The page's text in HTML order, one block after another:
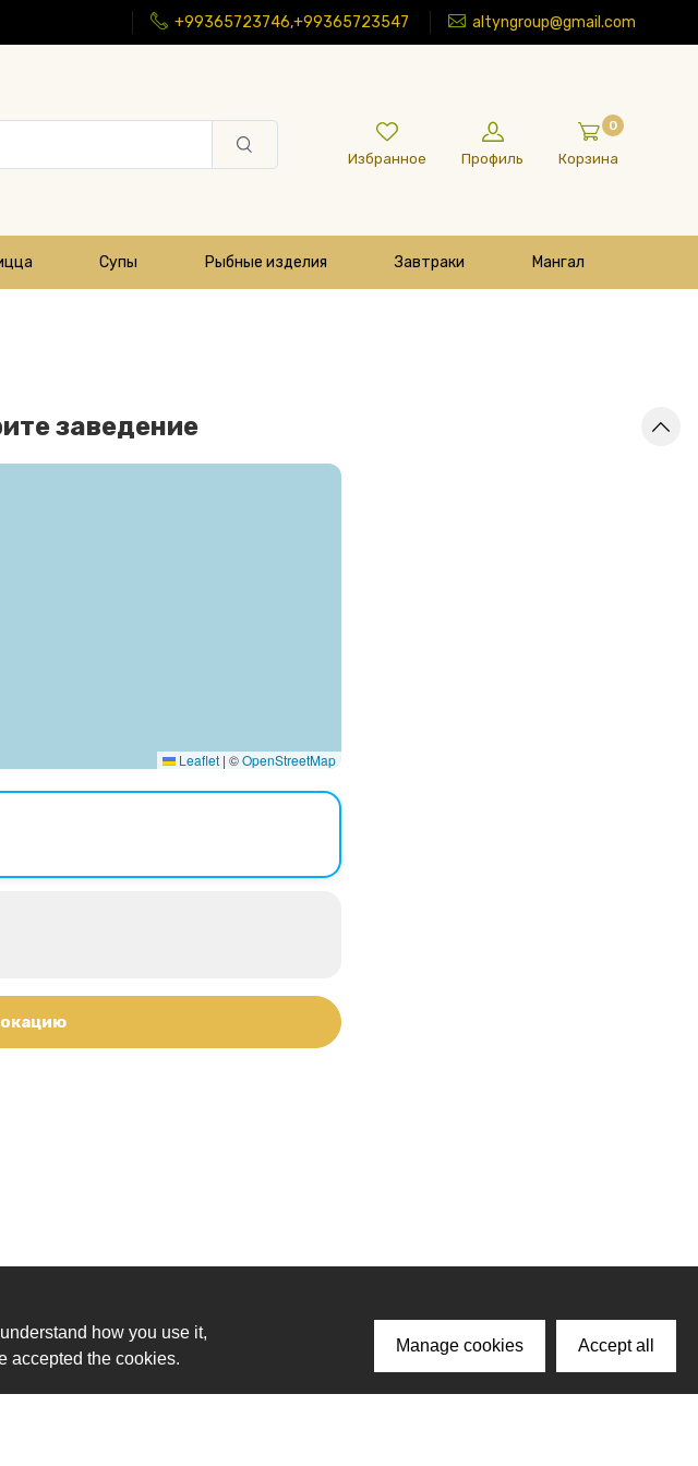
+99365723746,+99365723547 altyngroup@gmail.com
Избранное Профиль
0
Корзина
Супы Рыбные изделия Завтраки Мангал
заведение
Leaflet | ©OpenStreetMap
how you use it,
accepted the cookies.
Manage cookies Accept all